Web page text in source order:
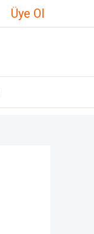
Üye Ol